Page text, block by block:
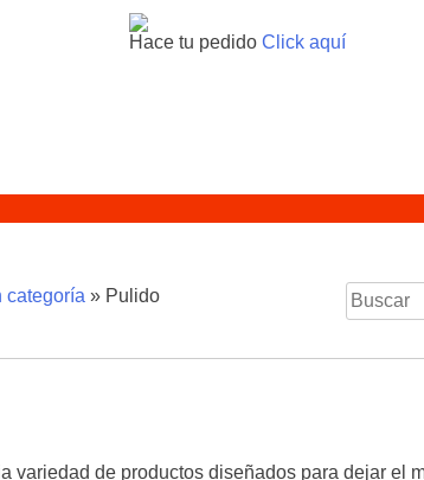
Hace tu pedido Click aquí
categoría » Pulido
variedad de productos diseñados para dejar el